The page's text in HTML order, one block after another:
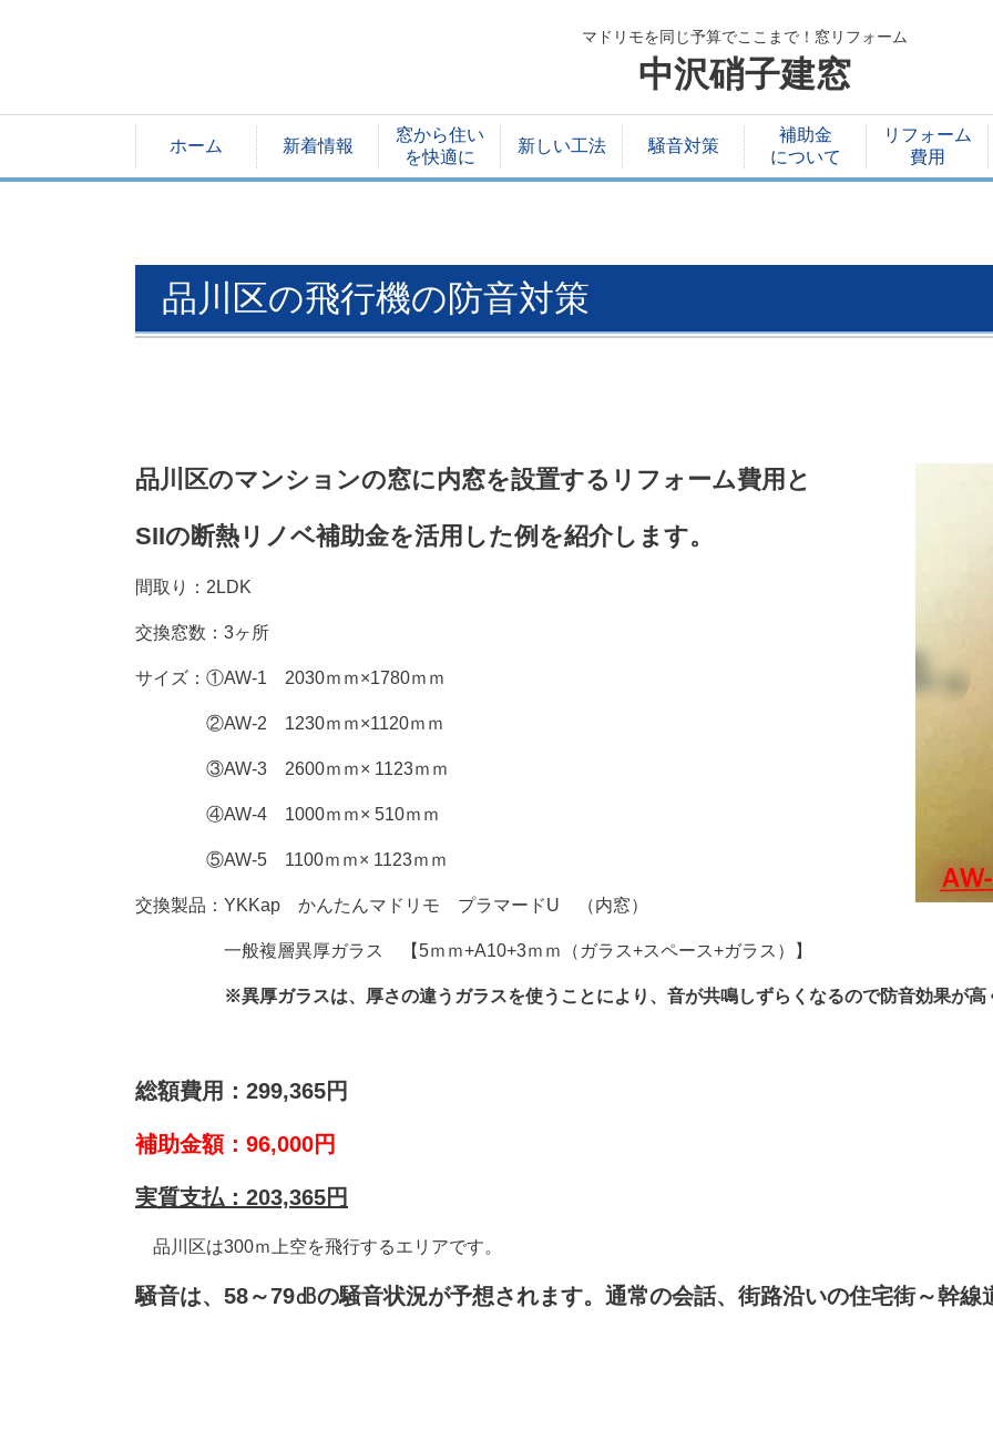
マドリモを同じ予算でここまで！窓リフォーム
中沢硝子建窓
ホーム 新着情報
窓から住い
を快適に
新しい工法 騒音対策
補助金
について
リフォーム
費用
品川区の飛行機の防音対策
品川区のマンションの窓に内窓を設置するリフォーム費用と
SIIの断熱リノベ補助金を活用した例を紹介します。
間取り：2LDK
交換窓数：3ヶ所
サイズ：①AW-1 2030ｍｍ×1780ｍｍ
②AW-2 1230ｍｍ×1120ｍｍ
③AW-3 2600ｍｍ× 1123ｍｍ
④AW-4 1000ｍｍ× 510ｍｍ
⑤AW-5 1100ｍｍ× 1123ｍｍ
交換製品：YKKap かんたんマドリモ プラマードU （内窓）
一般複層異厚ガラス 【5ｍｍ+A10+3ｍｍ（ガラス+スペース+ガラス）】
※異厚ガラスは、厚さの違うガラスを使うことにより、音が共鳴しずらくなるので防音効果が高
総額費用：299,365円
補助金額：96,000円
実質支払：203,365円
品川区は300ｍ上空を飛行するエリアです。
騒音は、58～79㏈の騒音状況が予想されます。通常の会話、街路沿いの住宅街～幹